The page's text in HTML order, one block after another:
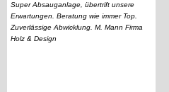
Super Absauganlage, übertrift unsere
Erwartungen. Beratung wie immer Top.
Zuverlässige Abwicklung. M. Mann Firma
Holz & Design